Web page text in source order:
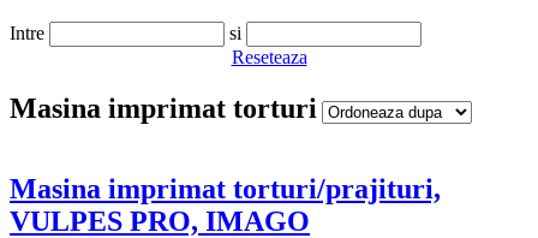
Intre
si
Reseteaza
Masina imprimat torturi
Masina imprimat torturi/prajituri,
VULPES PRO, IMAGO